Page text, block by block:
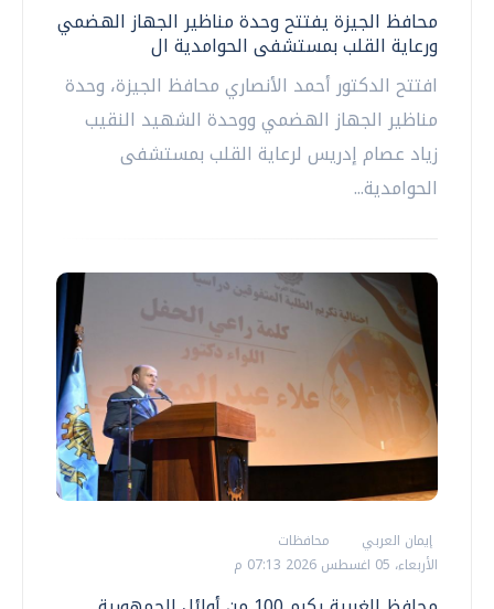
محافظ الجيزة يفتتح وحدة مناظير الجهاز الهضمي
ورعاية القلب بمستشفى الحوامدية ال
افتتح الدكتور أحمد الأنصاري محافظ الجيزة، وحدة
مناظير الجهاز الهضمي ووحدة الشهيد النقيب
زياد عصام إدريس لرعاية القلب بمستشفى
الحوامدية...
إيمان العربي
محافظات
الأربعاء، 05 اغسطس 2026 07:13 م